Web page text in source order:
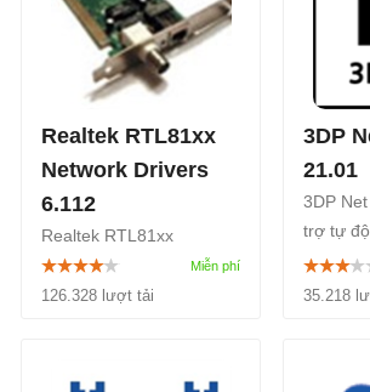
Realtek RTL81xx
Network Drivers
6.112
Realtek RTL81xx
Network Drivers for
Windows
126.328 lượt tải
3DP
21.01
3DP
trợ tự
driver
cách gợi
35.218